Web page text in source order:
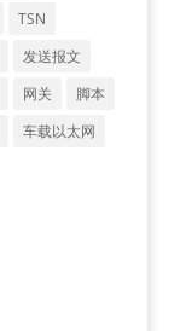
TSN
发送报文
网关
脚本
车载以太网